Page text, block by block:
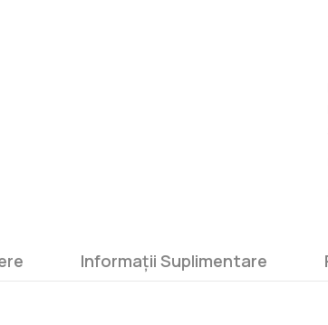
Informații Suplimentare